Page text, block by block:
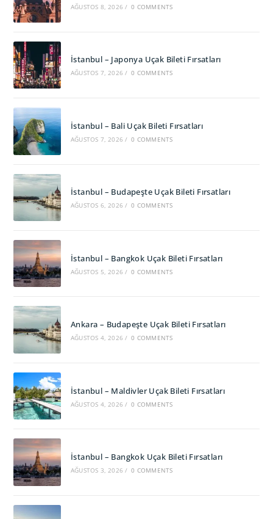
AĞUSTOS 8, 2026 / 0 COMMENTS
İstanbul – Japonya Uçak Bileti Fırsatları
AĞUSTOS 7, 2026 / 0 COMMENTS
İstanbul – Bali Uçak Bileti Fırsatları
AĞUSTOS 7, 2026 / 0 COMMENTS
İstanbul – Budapeşte Uçak Bileti Fırsatları
AĞUSTOS 6, 2026 / 0 COMMENTS
İstanbul – Bangkok Uçak Bileti Fırsatları
AĞUSTOS 5, 2026 / 0 COMMENTS
Ankara – Budapeşte Uçak Bileti Fırsatları
AĞUSTOS 4, 2026 / 0 COMMENTS
İstanbul – Maldivler Uçak Bileti Fırsatları
AĞUSTOS 4, 2026 / 0 COMMENTS
İstanbul – Bangkok Uçak Bileti Fırsatları
AĞUSTOS 3, 2026 / 0 COMMENTS